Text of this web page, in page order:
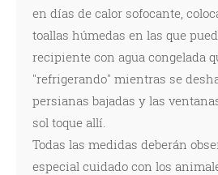
en días de calor sofocante,
toallas húmedas en las que
recipiente con agua congelada
"refrigerando" mientras se
persianas bajadas y las
sol toque allí.
Todas las medidas deberán
especial cuidado con los